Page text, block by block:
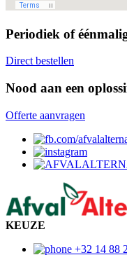
Periodiek of
Direct bestellen
Nood aan een
Offerte aanvragen
KEUZE
+32 14 88